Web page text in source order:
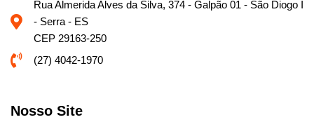
Rua Almerida Alves da Silva, 374 - Galpão 01 - São Diogo I
- Serra - ES
CEP 29163-250
(27) 4042-1970
Nosso Site